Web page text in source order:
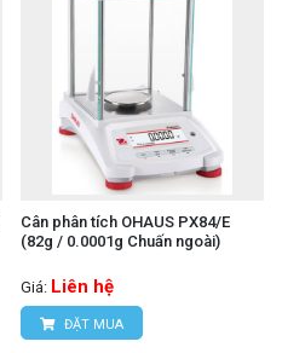
Cân phân tích OHAUS PX84/E
(82g / 0.0001g Chuấn ngoài)
Giá: Liên hệ
ĐẶT MUA